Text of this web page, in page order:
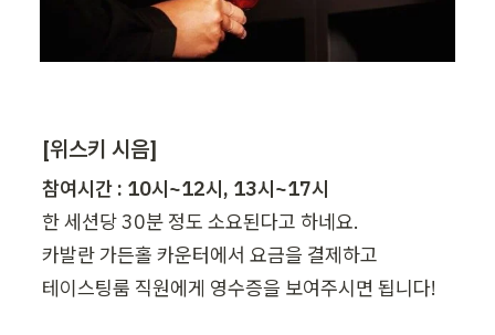
[위스키 시음]
한 세션당 30분 정도 소요된다고 하네요.
카발란 가든홀 카운터에서 요금을 결제하고
테이스팅룸 직원에게 영수증을 보여주시면 됩니다!